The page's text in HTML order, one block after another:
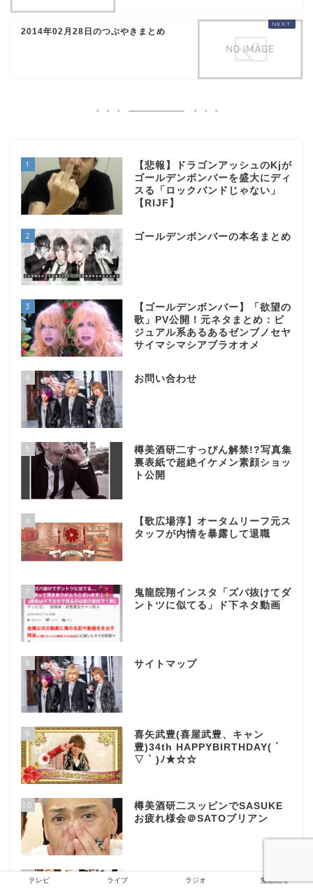
2014年02月28日のつぶやきまとめ
1
【悲報】ドラゴンアッシュのKjが
ゴールデンボンバーを盛大にディ
スる「ロックバンドじゃない」
【RIJF】
2 ゴールデンボンバーの本名まとめ
3
【ゴールデンボンバー】「欲望の
歌」PV公開！元ネタまとめ：ビ
ジュアル系あるあるゼンブノセヤ
サイマシマシアブラオオメ
4 お問い合わせ
5
樽美酒研二すっぴん解禁!?写真集
裏表紙で超絶イケメン素顔ショッ
ト公開
6
【歌広場淳】オータムリーフ元ス
タッフが内情を暴露して退職
7
鬼龍院翔インスタ「ズバ抜けてダ
ントツに似てる」ド下ネタ動画
8 サイトマップ
9
喜矢武豊(喜屋武豊、キャン
豊)34th HAPPYBIRTHDAY( ´
▽ ` )ﾉ★☆☆
10
樽美酒研二スッピンでSASUKE
お疲れ様会＠SATOブリアン
11
鬼龍院翔いらすとや風イラスト募
テレビ ライブ ラジオ 鬼龍院翔